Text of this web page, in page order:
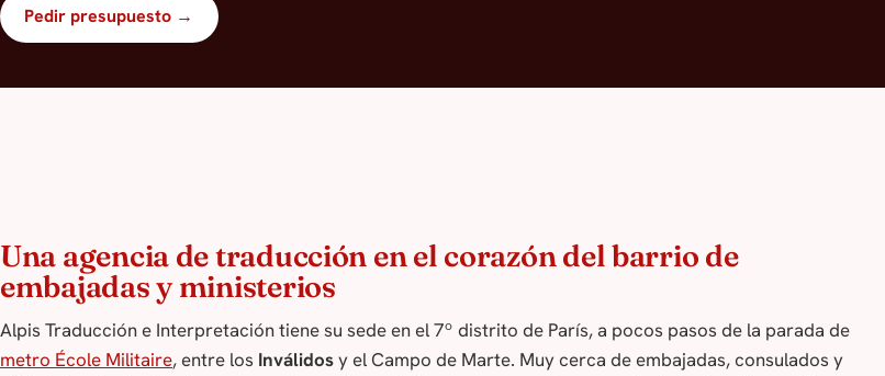
Pedir presupuesto →
Una agencia de traducción en el corazón del barrio de
embajadas y ministerios
Alpis Traducción e Interpretación tiene su sede en el 7º distrito de París, a pocos pasos de la parada de
metro École Militaire, entre los Inválidosy el Campo de Marte. Muy cerca de embajadas, consulados y